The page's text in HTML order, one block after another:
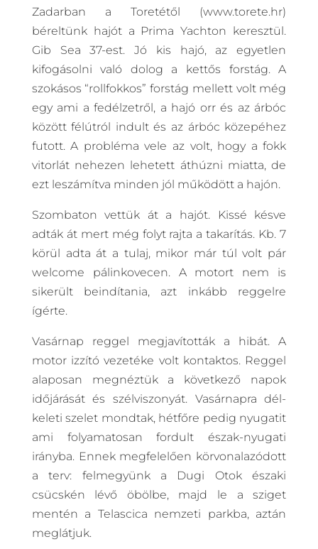
Zadarban a Toretétől (www.torete.hr)
béreltünk hajót a Prima Yachton keresztül.
Gib Sea 37-est. Jó kis hajó, az egyetlen
kifogásolni való dolog a kettős forstág. A
szokásos “rollfokkos” forstág mellett volt még
egy ami a fedélzetről, a hajó orr és az árbóc
között félútról indult és az árbóc közepéhez
futott. A probléma vele az volt, hogy a fokk
vitorlát nehezen lehetett áthúzni miatta, de
ezt leszámítva minden jól működött a hajón.
Szombaton vettük át a hajót. Kissé késve
adták át mert még folyt rajta a takarítás. Kb. 7
körül adta át a tulaj, mikor már túl volt pár
welcome pálinkovecen. A motort nem is
sikerült beindítania, azt inkább reggelre
ígérte.
Vasárnap reggel megjavították a hibát. A
motor izzító vezetéke volt kontaktos. Reggel
alaposan megnéztük a következő napok
időjárását és szélviszonyát. Vasárnapra dél-
keleti szelet mondtak, hétfőre pedig nyugatit
ami folyamatosan fordult észak-nyugati
irányba. Ennek megfelelően körvonalazódott
a terv: felmegyünk a Dugi Otok északi
csücskén lévő öbölbe, majd le a sziget
mentén a Telascica nemzeti parkba, aztán
meglátjuk.